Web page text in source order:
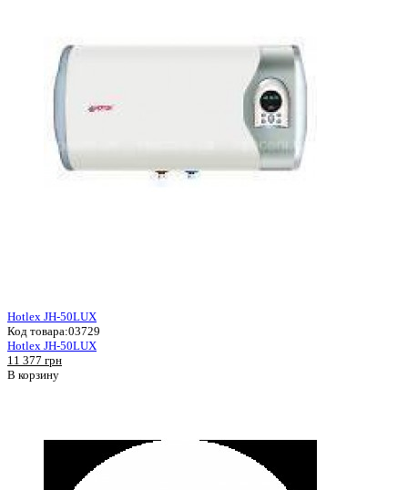
Hotlex JH-50LUX
Код товара:03729
Hotlex JH-50LUX
11 377 грн
В корзину